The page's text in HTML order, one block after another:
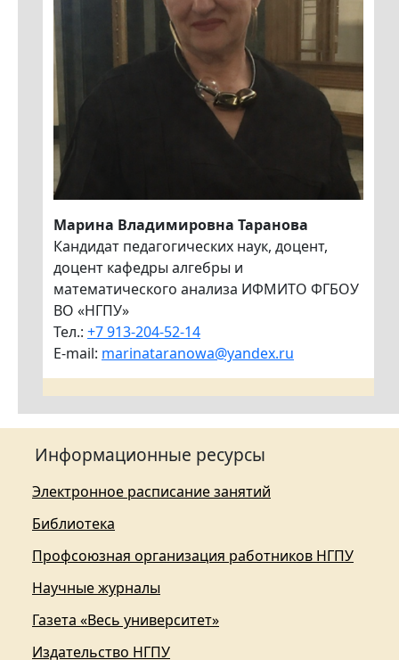
Марина Владимировна Таранова
Кандидат педагогических наук, доцент,
доцент кафедры алгебры и
математического анализа ИФМИТО ФГБОУ
ВО «НГПУ»
Тел.: +7 913-204-52-14
E-mail: marinataranowa@yandex.ru
Информационные ресурсы
Электронное расписание занятий
Библиотека
Профсоюзная организация работников НГПУ
Научные журналы
Газета «Весь университет»
Издательство НГПУ